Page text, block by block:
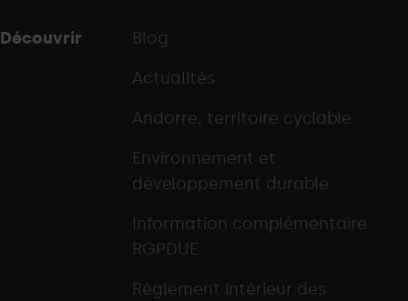
Découvrir
Blog
Actualités
Andorre, territoire cyclable
Environnement et
développement durable
Information complémentaire
RGPDUE
Règlement intérieur des